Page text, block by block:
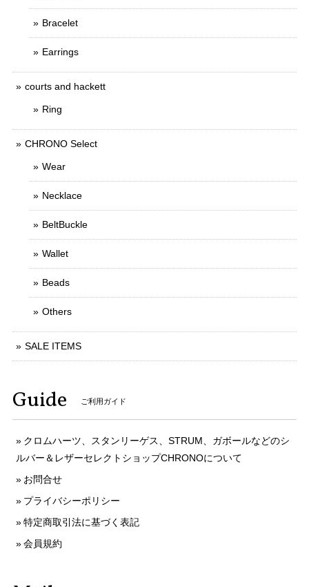
Bracelet
Earrings
courts and hackett
Ring
CHRONO Select
Wear
Necklace
BeltBuckle
Wallet
Beads
Others
SALE ITEMS
Guide ご利用ガイド
クロムハーツ、スタンリーゲス、STRUM、ガボールなどのシ
ルバー＆レザーセレクトショップCHRONOについて
お問合せ
プライバシーポリシー
特定商取引法に基づく表記
会員規約